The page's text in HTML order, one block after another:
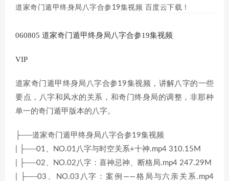
道家奇门遁甲终身局八字合参19集视频 百度云下载！
060805 道家奇门遁甲终身局八字合参19集视频
VIP
道家奇门遁甲终身局八字合参19集视频，讲解八字的一些
要点，八字和风水的关系，和奇门终身局的调整，非那种
单一的奇门遁甲版本的八字。
├──道家奇门遁甲终身局八字合参19集视频
| ├──01、NO.01八字与时空关系+十神.mp4 310.15M
| ├──02、NO.02八字：喜神忌神、断格局.mp4 247.29M
| ├──03、NO.03八字：案例——格局与六亲关系.mp4